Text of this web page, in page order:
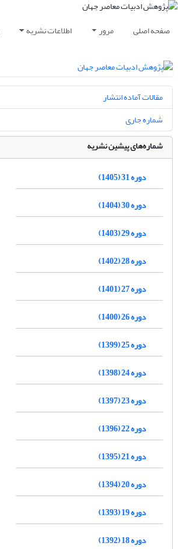
صفحه اصلی مرور اطلاعات نشریه
مقالات آماده انتشار
شماره جاری
شماره‌های پیشین نشریه
دوره 31 (1405)
دوره 30 (1404)
دوره 29 (1403)
دوره 28 (1402)
دوره 27 (1401)
دوره 26 (1400)
دوره 25 (1399)
دوره 24 (1398)
دوره 23 (1397)
دوره 22 (1396)
دوره 21 (1395)
دوره 20 (1394)
دوره 19 (1393)
دوره 18 (1392)